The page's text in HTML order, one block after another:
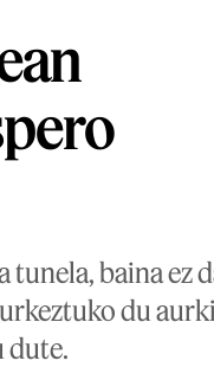
baina ez
du
dute.